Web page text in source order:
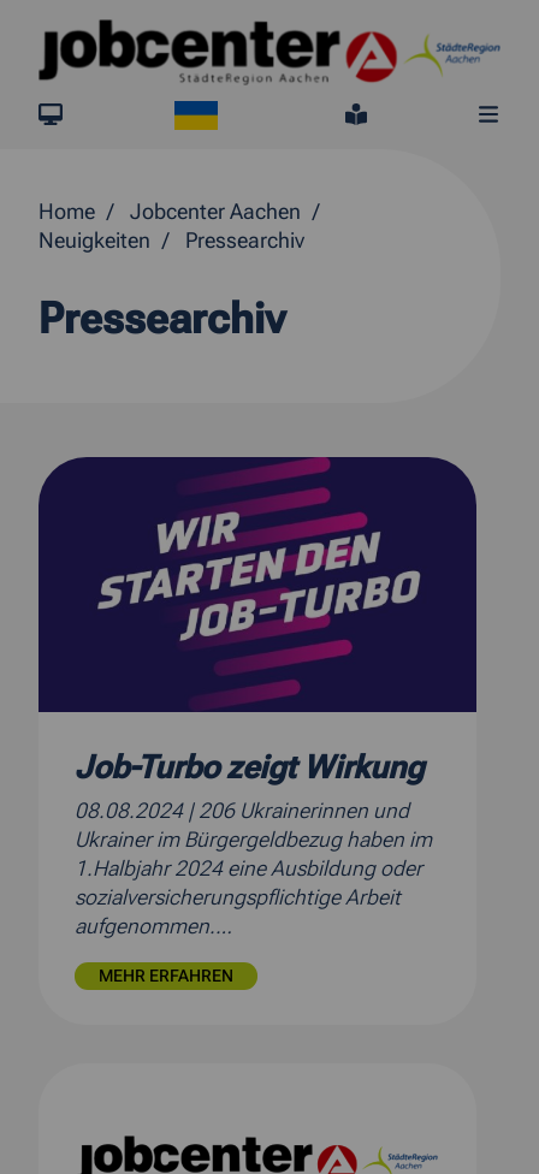
Springe direkt zum Inhalt
jobcenter.digital
Leichte
Home
Jobcenter Aachen
Neuigkeiten
Pressearchiv
Pressearchiv
Job-Turbo zeigt Wirkung
08.08.2024 | 206 Ukrainerinnen und
Ukrainer im Bürgergeldbezug haben im
1.Halbjahr 2024 eine Ausbildung oder
sozialversicherungspflichtige Arbeit
aufgenommen.…
MEHR ERFAHREN